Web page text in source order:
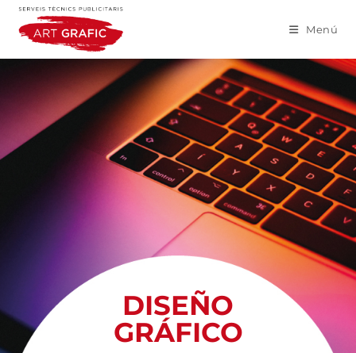
Menú
DISEÑO
GRÁFICO